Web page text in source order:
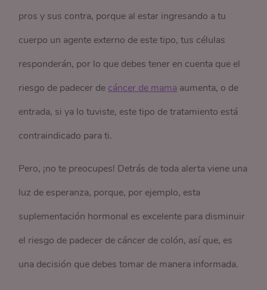
pros y sus contra, porque al estar ingresando a tu
cuerpo un agente externo de este tipo, tus células
responderán, por lo que debes tener en cuenta que el
riesgo de padecer decáncer de mama aumenta, o de
entrada, si ya lo tuviste, este tipo de tratamiento está
contraindicado para ti.
Pero, ¡no te preocupes! Detrás de toda alerta viene una
luz de esperanza, porque, por ejemplo, esta
suplementación hormonal es excelente para disminuir
el riesgo de padecer de cáncer de colón, así que, es
una decisión que debes tomar de manera informada.